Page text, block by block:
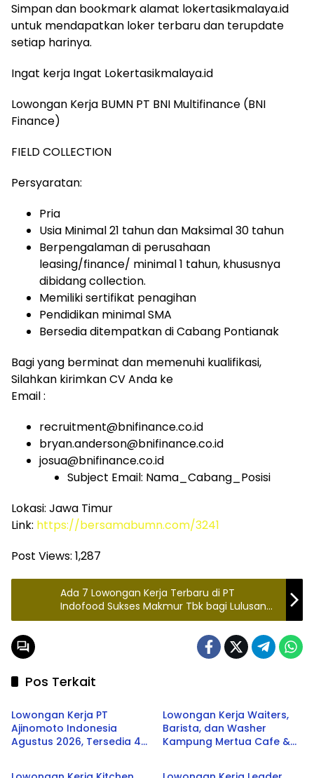
Simpan dan bookmark alamat lokertasikmalaya.id
untuk mendapatkan loker terbaru dan terupdate
setiap harinya.
Ingat kerja Ingat Lokertasikmalaya.id
Lowongan Kerja BUMN PT BNI Multifinance (BNI
Finance)
FIELD COLLECTION
Persyaratan:
Pria
Usia Minimal 21 tahun dan Maksimal 30 tahun
Berpengalaman di perusahaan
leasing/finance/ minimal 1 tahun, khususnya
dibidang collection.
Memiliki sertifikat penagihan
Pendidikan minimal SMA
Bersedia ditempatkan di Cabang Pontianak
Bagi yang berminat dan memenuhi kualifikasi,
Silahkan kirimkan CV Anda ke
Email :
recruitment@bnifinance.co.id
bryan.anderson@bnifinance.co.id
josua@bnifinance.co.id
Subject Email: Nama_Cabang_Posisi
Lokasi: Jawa Timur
Link: https://bersamabumn.com/3241
Post Views: 1,287
Ada 7 Lowongan Kerja Terbaru di PT
Indofood Sukses Makmur Tbk bagi Lulusan
SMA SMK, Simak Persyaratannya
Pos Terkait
SMA/SMK
Lowongan Kerja PT
Ajinomoto Indonesia
Agustus 2026, Tersedia 4
Lowongan Kerja Waiters,
Barista, dan Washer
Kampung Mertua Cafe &
SMA/SMK SMA/SMK